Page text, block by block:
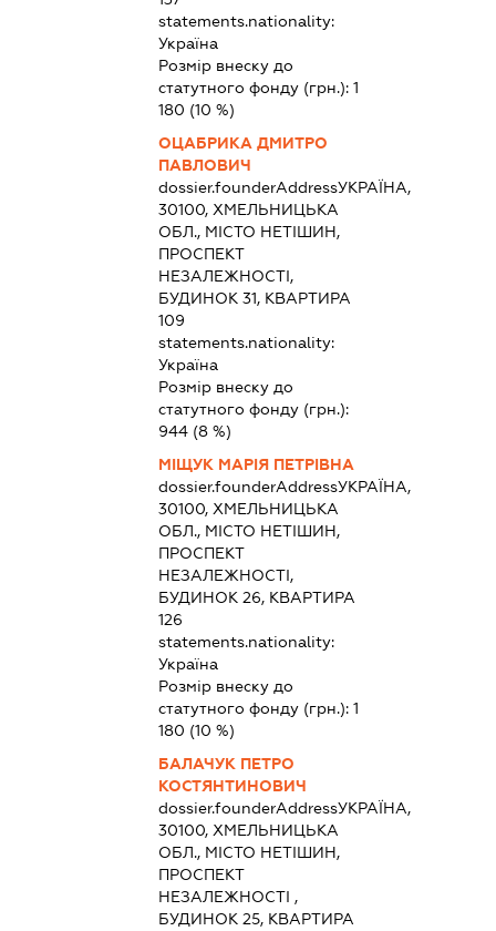
statements.nationality:
Україна
Розмір внеску до
статутного фонду (грн.):1
180 (10 %)
ОЦАБРИКА ДМИТРО
ПАВЛОВИЧ
dossier.founderAddressУКРАЇНА,
30100, ХМЕЛЬНИЦЬКА
ОБЛ., МІСТО НЕТІШИН,
ПРОСПЕКТ
НЕЗАЛЕЖНОСТІ,
БУДИНОК 31, КВАРТИРА
109
statements.nationality:
Україна
Розмір внеску до
статутного фонду (грн.):
944 (8 %)
МІЩУК МАРІЯ ПЕТРІВНА
dossier.founderAddressУКРАЇНА,
30100, ХМЕЛЬНИЦЬКА
ОБЛ., МІСТО НЕТІШИН,
ПРОСПЕКТ
НЕЗАЛЕЖНОСТІ,
БУДИНОК 26, КВАРТИРА
126
statements.nationality:
Україна
Розмір внеску до
статутного фонду (грн.):1
180 (10 %)
БАЛАЧУК ПЕТРО
КОСТЯНТИНОВИЧ
dossier.founderAddressУКРАЇНА,
30100, ХМЕЛЬНИЦЬКА
ОБЛ., МІСТО НЕТІШИН,
ПРОСПЕКТ
НЕЗАЛЕЖНОСТІ ,
БУДИНОК 25, КВАРТИРА